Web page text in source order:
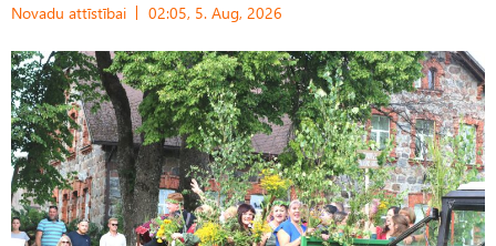
Novadu attīstībai 02:05, 5. Aug, 2026